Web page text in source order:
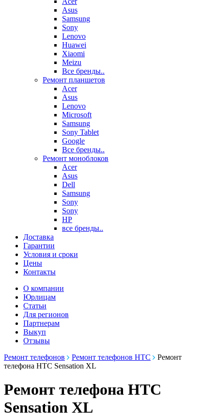
Asus
Samsung
Sony
Lenovo
Huawei
Xiaomi
Meizu
Все бренды..
Ремонт планшетов
Acer
Asus
Lenovo
Microsoft
Samsung
Sony Tablet
Google
Все бренды..
Ремонт моноблоков
Acer
Asus
Dell
Samsung
Sony
Sony
HP
все бренды..
Доставка
Гарантии
Условия и сроки
Цены
Контакты
О компании
Юрлицам
Статьи
Для регионов
Партнерам
Выкуп
Отзывы
Ремонт телефонов
Ремонт телефонов HTC
Ремонт
телефона HTC Sensation XL
Ремонт телефона HTC
Sensation XL